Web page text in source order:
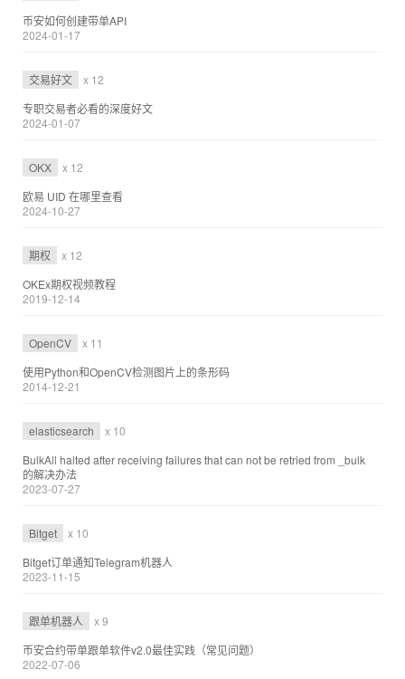
币安如何创建带单API
2024-01-17
交易好文
x 12
专职交易者必看的深度好文
2024-01-07
OKX
x 12
欧易 UID 在哪里查看
2024-10-27
期权
x 12
OKEx期权视频教程
2019-12-14
OpenCV
x 11
使用Python和OpenCV检测图片上的条形码
2014-12-21
elasticsearch
x 10
BulkAll halted after receiving failures that can not be retried from _bulk
的解决办法
2023-07-27
Bitget
x 10
Bitget订单通知Telegram机器人
2023-11-15
跟单机器人
x 9
币安合约带单跟单软件v2.0最佳实践（常见问题）
2022-07-06